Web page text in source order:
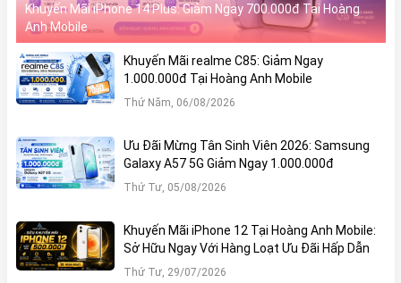
Khuyến Mãi iPhone 14 Plus: Giảm Ngay 700.000đ Tại Hoàng
Anh Mobile
Khuyến Mãi realme C85: Giảm Ngay
1.000.000đ Tại Hoàng Anh Mobile
Thứ Năm, 06/08/2026
Ưu Đãi Mừng Tân Sinh Viên 2026: Samsung
Galaxy A57 5G Giảm Ngay 1.000.000đ
Thứ Tư, 05/08/2026
Khuyến Mãi iPhone 12 Tại Hoàng Anh Mobile:
Sở Hữu Ngay Với Hàng Loạt Ưu Đãi Hấp Dẫn
Thứ Tư, 29/07/2026